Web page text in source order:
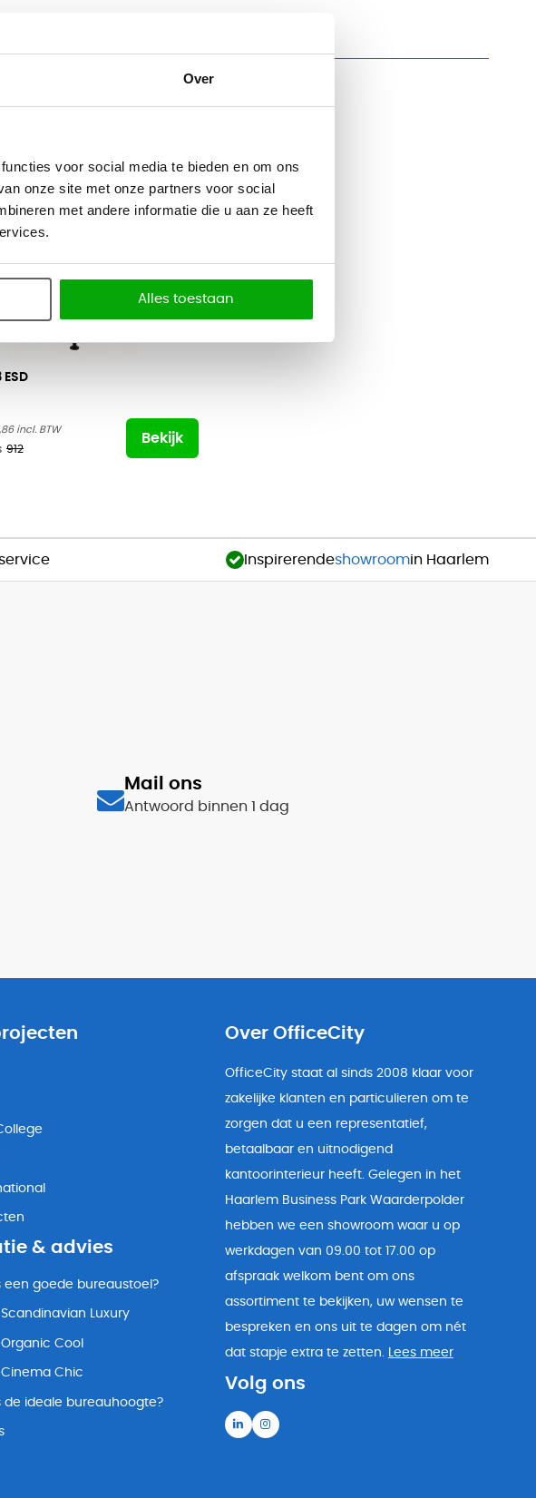
Over
voor social media te bieden en om ons
onze site met onze partners voor social
met andere informatie die u aan ze heeft
Alles toestaan
ESD
912
Bekijk
Inspirerendeshowroomin Haarlem
Mail ons
Antwoord binnen 1 dag
& advies
een goede bureaustoel?
Scandinavian Luxury
Organic Cool
Cinema Chic
de ideale bureauhoogte?
Over OfficeCity
OfficeCity staat al sinds 2008 klaar voor
zakelijke klanten en particulieren om te
zorgen dat u een representatief,
betaalbaar en uitnodigend
kantoorinterieur heeft. Gelegen in het
Haarlem Business Park Waarderpolder
hebben we een showroom waar u op
werkdagen van 09.00 tot 17.00 op
afspraak welkom bent om ons
assortiment te bekijken, uw wensen te
bespreken en ons uit te dagen om nét
dat stapje extra te zetten.
Lees meer
Volg ons